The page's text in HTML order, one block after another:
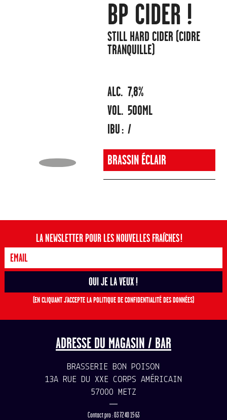
BP CIDER !
STILL HARD CIDER (CIDRE
TRANQUILLE)
ALC. 7,8%
VOL. 500ML
IBU : /
BRASSIN ÉCLAIR
LA NEWSLETTER POUR LES NOUVELLES FRAÎCHES !
(EN CLIQUANT J'ACCEPTE LA POLITIQUE DE CONFIDENTIALITÉ DES DONNÉES)
ADRESSE DU MAGASIN / BAR
BRASSERIE BON POISON
13A RUE DU XXE CORPS AMÉRICAIN
57000 METZ
—
Contact pro : 03 72 40 15 63